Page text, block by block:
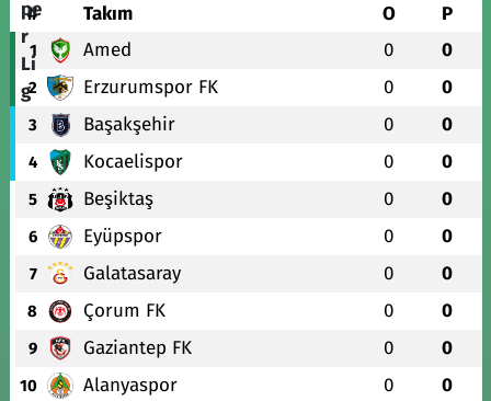
# Takım O P
1 Amed 0 0
2 Erzurumspor FK 0 0
3 Başakşehir 0 0
4 Kocaelispor 0 0
5 Beşiktaş 0 0
6 Eyüpspor 0 0
7 Galatasaray 0 0
8 Çorum FK 0 0
9 Gaziantep FK 0 0
10 Alanyaspor 0 0